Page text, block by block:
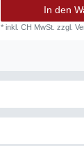
In den
*inkl. CH MwSt. zzgl.